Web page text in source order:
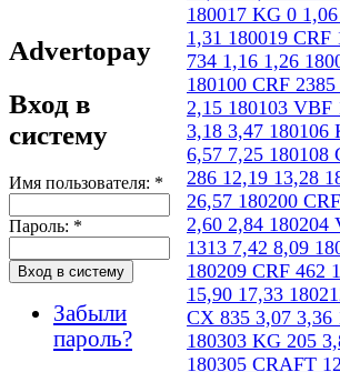
Advertopay
Вход в
систему
Имя пользователя: *
Пароль: *
Забыли
пароль?